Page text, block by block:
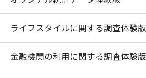
ライフスタイルに関する調査体験版
金融機関の利用に関する調査体験版